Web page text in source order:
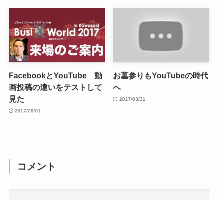
FacebookとYouTube 動
画投稿の違いをテストして
見た
2017/08/01
お墓参りもYouTubeの時代
へ
2017/03/31
コメント